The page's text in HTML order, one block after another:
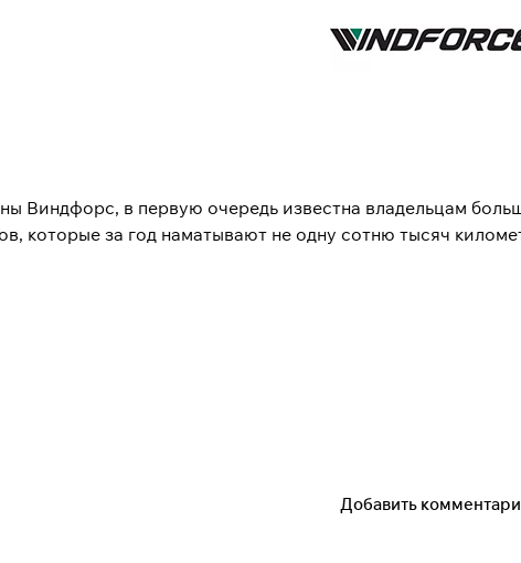
Виндфорс, в первую очередь известна владельцам
которые за год наматывают не одну сотню тысяч
линейку покрышек для легковых автомобилей.
Добавить